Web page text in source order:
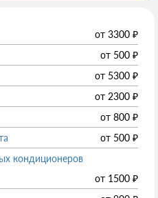
от 3300 ₽
от 500 ₽
от 5300 ₽
от 2300 ₽
от 800 ₽
от 500 ₽
кондиционеров
от 1500 ₽